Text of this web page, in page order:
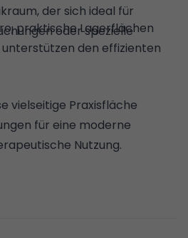
der sich ideal für
oder spezielle
praktische Lagerflächen
den effizienten
vielseitige Praxisfläche
für eine moderne
Nutzung.